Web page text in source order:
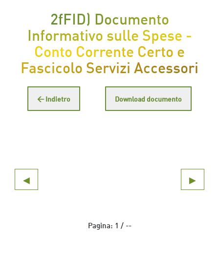
2fFID) Documento
Informativo sulle Spese -
Conto Corrente Certo e
Fascicolo Servizi Accessori
← Indietro Download documento
◀ ▶
Pagina: 1 / --